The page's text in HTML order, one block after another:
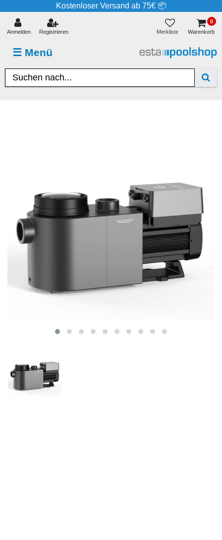
Kostenloser Versand ab 75€ 📦
☰ Menü
Anmelden Registrieren Merkliste
0
Warenkorb